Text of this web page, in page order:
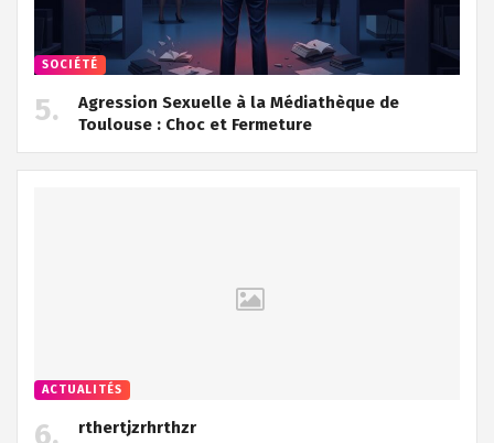
SOCIÉTÉ
Agression Sexuelle à la Médiathèque de
Toulouse : Choc et Fermeture
ACTUALITÉS
rthertjzrhrthzr